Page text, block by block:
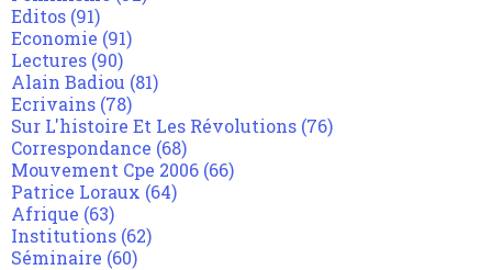
Editos (91)
Economie (91)
Lectures (90)
Alain Badiou (81)
Ecrivains (78)
Sur L'histoire Et Les Révolutions (76)
Correspondance (68)
Mouvement Cpe 2006 (66)
Patrice Loraux (64)
Afrique (63)
Institutions (62)
Séminaire (60)